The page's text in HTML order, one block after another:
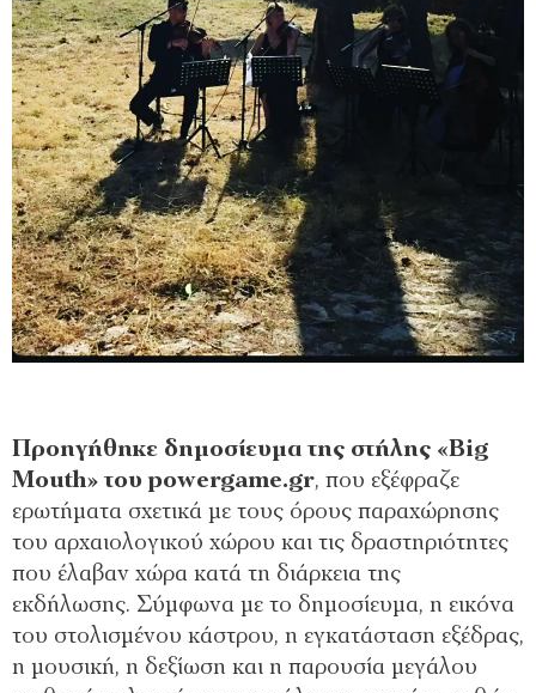
Προηγήθηκε δημοσίευμα της στήλης «Big
Mouth» του powergame.gr, που εξέφραζε
ερωτήματα σχετικά με τους όρους παραχώρησης
του αρχαιολογικού χώρου και τις δραστηριότητες
που έλαβαν χώρα κατά τη διάρκεια της
εκδήλωσης. Σύμφωνα με το δημοσίευμα, η εικόνα
του στολισμένου κάστρου, η εγκατάσταση εξέδρας,
η μουσική, η δεξίωση και η παρουσία μεγάλου